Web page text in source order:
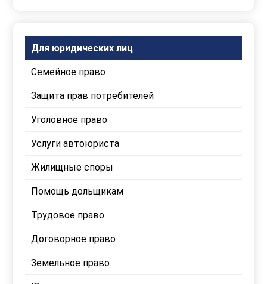
Для юридических лиц
Семейное право
Защита прав потребителей
Уголовное право
Услуги автоюриста
Жилищные споры
Помощь дольщикам
Трудовое право
Договорное право
Земельное право